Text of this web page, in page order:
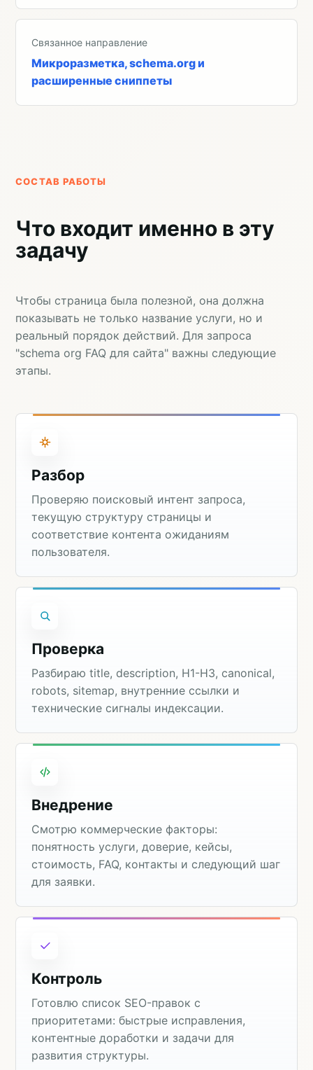
Связанное направление
Микроразметка, schema.org и
расширенные сниппеты
СОСТАВ РАБОТЫ
Что входит именно в эту
задачу
Чтобы страница была полезной, она должна
показывать не только название услуги, но и
реальный порядок действий. Для запроса
"schema org FAQ для сайта" важны следующие
этапы.
Разбор
Проверяю поисковый интент запроса,
текущую структуру страницы и
соответствие контента ожиданиям
пользователя.
Проверка
Разбираю title, description, H1-H3, canonical,
robots, sitemap, внутренние ссылки и
технические сигналы индексации.
Внедрение
Смотрю коммерческие факторы:
понятность услуги, доверие, кейсы,
стоимость, FAQ, контакты и следующий шаг
для заявки.
Контроль
Готовлю список SEO-правок с
приоритетами: быстрые исправления,
контентные доработки и задачи для
развития структуры.